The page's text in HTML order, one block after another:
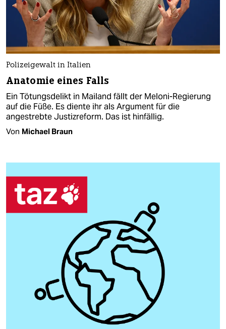
Polizeigewalt in Italien
Anatomie eines Falls
Ein Tötungsdelikt in Mailand fällt der Meloni-Regierung
auf die Füße. Es diente ihr als Argument für die
angestrebte Justizreform. Das ist hinfällig.
Von Michael Braun